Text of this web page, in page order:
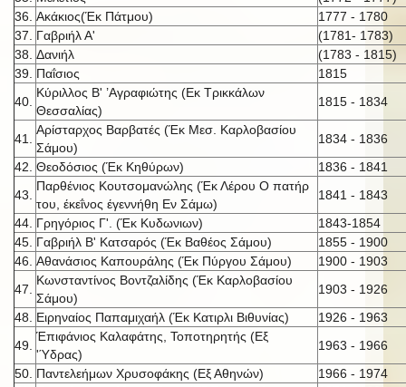
36. Ακάκιος(Έκ Πάτμου)
1777 - 1780
37.
Γαβριήλ Α'
(1781- 1783)
38. Δανιήλ
(1783 - 1815)
39. Παΐσιος
1815
40.
Κύριλλος Β' ’Αγραφιώτης (Εκ Τρικκάλων
Θεσσαλίας)
1815 - 1834
41.
Αρίσταρχος Βαρβατές (Έκ Μεσ. Καρλοβασίου
Σάμου)
1834 - 1836
42. Θεοδόσιος (Έκ Κηθύρων)
1836 - 1841
43.
Παρθένιος Κουτσομανώλης (Έκ Λέρου Ο πατήρ
του, έκεΐνος έγεννήθη Εν Σάμω)
1841 - 1843
44. Γρηγόριος Γ'. (Έκ Κυδωνιων)
1843-1854
45. Γαβριήλ Β' Κατσαρός (Έκ Βαθέος Σάμου)
1855 - 1900
46. Αθανάσιος Καπουράλης (Έκ Πύργου Σάμου)
1900 - 1903
47.
Κωνσταντίνος Βοντζαλίδης (Έκ Καρλοβασίου
Σάμου)
1903 - 1926
48.
Ειρηναίος Παπαμιχαήλ (Έκ Κατιρλι Βιθυνίας)
1926 - 1963
49.
Έπιφάνιος Καλαφάτης, Τοποτηρητής (Εξ
'Ύδρας)
1963 - 1966
50. Παντελεήμων Χρυσοφάκης (Εξ Αθηνών)
1966 - 1974